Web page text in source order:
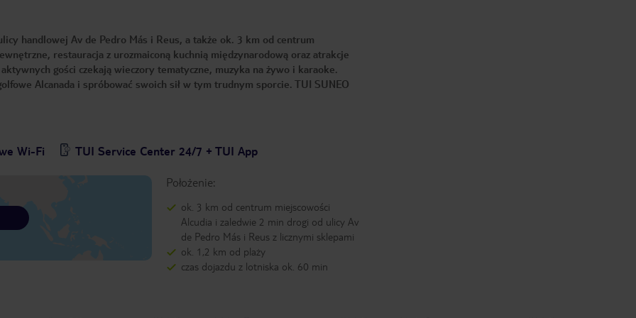
handlowej Av de Pedro Más i Reus, a także ok. 3 km od centrum
restauracja z urozmaiconą kuchnią międzynarodową oraz atrakcje
gości czekają wieczory tematyczne, muzyka na żywo i karaoke.
Alcanada i spróbować swoich sił w tym trudnym sporcie. TUI SUNEO
Wi-Fi TUI Service Center 24/7 + TUI App
Położenie:
ok. 3 km od centrum miejscowości
Alcudia i zaledwie 2 min drogi od ulicy Av
de Pedro Más i Reus z licznymi sklepami
ok. 1,2 km od plaży
czas dojazdu z lotniska ok. 60 min